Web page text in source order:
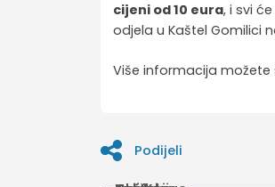
cijeni od 10 eura, i svi
odjela u Kaštel Gomilici
Više informacija možete
Podijeli